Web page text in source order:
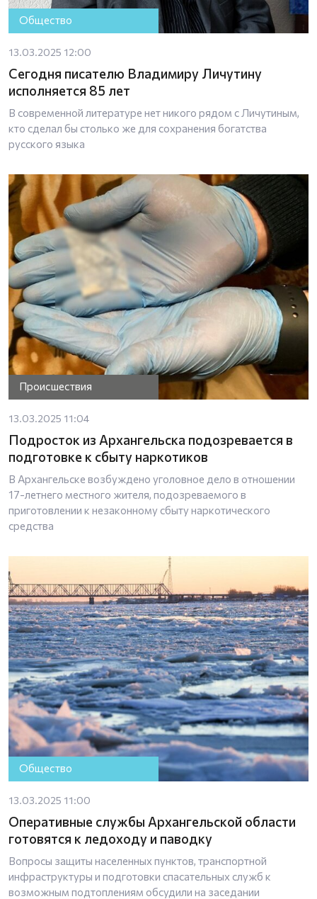
Общество
13.03.2025 12:00
Сегодня писателю Владимиру Личутину
исполняется 85 лет
В современной литературе нет никого рядом с Личутиным,
кто сделал бы столько же для сохранения богатства
русского языка
Происшествия
13.03.2025 11:04
Подросток из Архангельска подозревается в
подготовке к сбыту наркотиков
В Архангельске возбуждено уголовное дело в отношении
17-летнего местного жителя, подозреваемого в
приготовлении к незаконному сбыту наркотического
средства
Общество
13.03.2025 11:00
Оперативные службы Архангельской области
готовятся к ледоходу и паводку
Вопросы защиты населенных пунктов, транспортной
инфраструктуры и подготовки спасательных служб к
возможным подтоплениям обсудили на заседании